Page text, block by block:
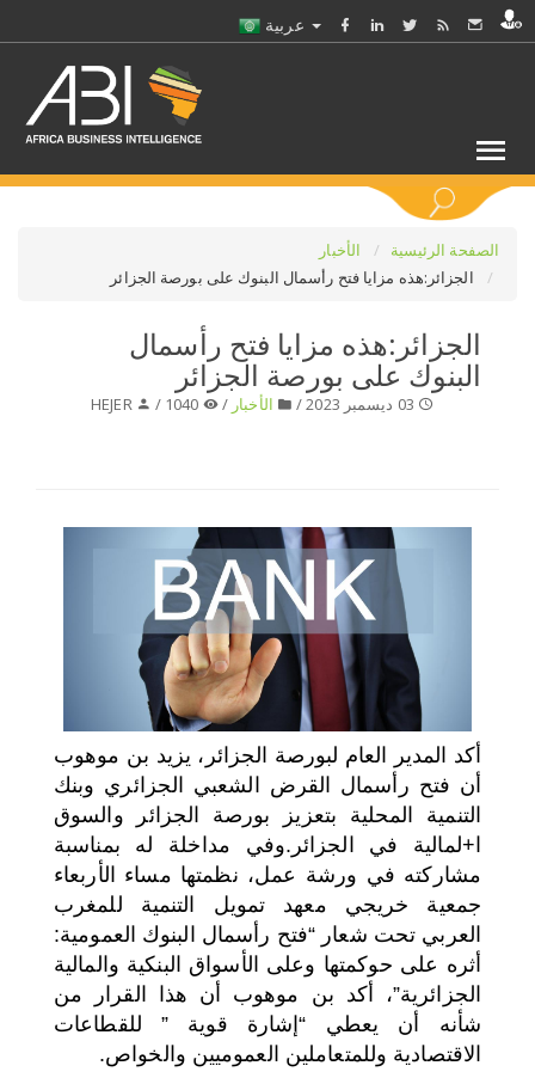
الصفحة الرئيسية
الأخبار
الجزائر:هذه مزايا فتح رأسمال البنوك على بورصة الجزائر
الجزائر:هذه مزايا فتح رأسمال
البنوك على بورصة الجزائر
الأخبار /
HEJER
أكد المدير العام لبورصة الجزائر، يزيد بن موهوب
أن فتح رأسمال القرض الشعبي الجزائري وبنك
التنمية المحلية بتعزيز بورصة الجزائر والسوق
ا+لمالية في الجزائر.وفي مداخلة له بمناسبة
مشاركته في ورشة عمل، نظمتها مساء الأربعاء
جمعية خريجي معهد تمويل التنمية للمغرب
العربي تحت شعار “فتح رأسمال البنوك العمومية:
أثره على حوكمتها وعلى الأسواق البنكية والمالية
الجزائرية”، أكد بن موهوب أن هذا القرار من
شأنه أن يعطي “إشارة قوية ” للقطاعات
الاقتصادية وللمتعاملين العموميين والخواص.